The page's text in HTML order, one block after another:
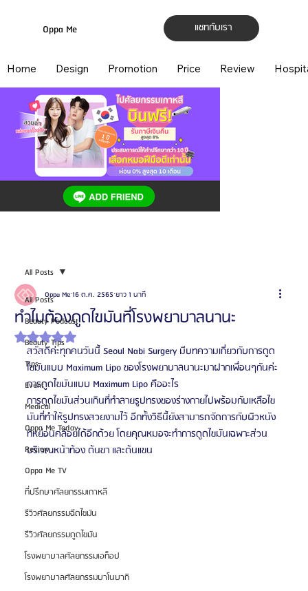
แชทกับเรา
Oppa Me
Home Design Promotion Price Review
All Posts
Beauty Podcast
Beauty Tips
Tips
Event
Medical
Oppa Me Today
Review
Oppa Me TV
ที่ปรึกษาศัลยกรรมเกาหลี
รีวิวศัลยกรรมฉีดไขมัน
รีวิวศัลยกรรมดูดไขมัน
โรงพยาบาลศัลยกรรมเอท็อป
โรงพยาบาลศัลยกรรมบาโนบากิ
All Posts
ทำไมต้องดูดไขมันที่โรงพยาบาลนานะ
Oppa Me16 ต.ค. 2565 ยาว 1 นาที
ได้รับ NaN เต็ม 5 ดาว
สวัสดีค่ะทุกคนวันนี้ Seoul Nabi Surgery มีบทความเกี่ยวกับการดูด
ไขมันแบบ Maximum Lipo ของโรงพยาบาลนานะมาฝากเพื่อนๆกันค่ะ
การดูดไขมันแบบ Maximum Lipo คืออะไร
การดูดไขมันส่วนเกินที่ทำลายรูปทรงของร่างกายไปพร้อมกับเหลือไข
มันที่ทำให้รูปทรงสวยงามไว้ อีกทั้งวิธีนี้ยังสามารถจัดการกับผิวหนัง
ที่หย่อนคล้อยได้อีกด้วย โดยคุณหมอจะทำการดูดไขมันเฉพาะส่วน
บริเวณหน้าท้อง ต้นขา และต้นแขน